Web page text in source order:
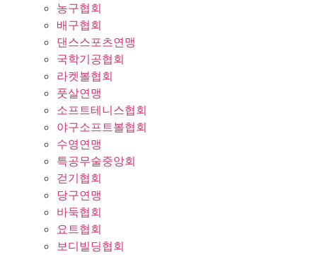
농구협회
배구협회
댄스스포츠연맹
국학기공협회
라켓볼협회
풋살연맹
소프트테니스협회
야구소프트볼협회
수영연맹
특공무술중앙회
걷기협회
당구연맹
바둑협회
요트협회
보디빌딩협회